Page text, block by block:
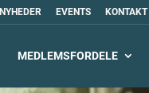
NYHEDER EVENTS KONTAKT
MEDLEMSFORDELE